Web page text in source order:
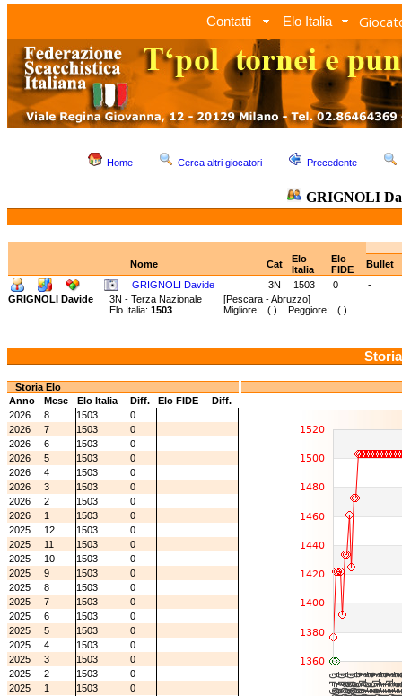
Contatti Elo Italia
Home Cerca altri giocatori Precedente
GRIGNOLI
Nome Cat
Elo
Italia
Elo
FIDE
Bullet
GRIGNOLI Davide
3N 1503 0
-
GRIGNOLI Davide
3N - Terza Nazionale [Pescara - Abruzzo]
Elo Italia: 1503 Migliore: ( ) Peggiore: ( )
Storia Elo
Anno
Mese Elo Italia Diff. Elo FIDE
Diff.
2026
8 1503
0
2026
7 1503
0
2026
6 1503
0
2026
5 1503
0
2026
4 1503
0
2026
3 1503
0
2026
2 1503
0
2026
1 1503
0
2025
12 1503
0
2025
11 1503
0
2025
10 1503
0
2025
9 1503
0
2025
8 1503
0
2025
7 1503
0
2025
6 1503
0
2025
5 1503
0
2025
4 1503
0
2025
3 1503
0
2025
2 1503
0
2025
1 1503
0